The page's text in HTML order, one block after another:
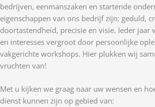
bedrijven, eenmanszaken en startende
eigenschappen van ons bedrijf zijn: geduld,
doortastendheid, precisie en visie. Ieder jaar
en interesses vergroot door persoonlijke
vakgerichte workshops. Hier plukken wij
vruchten van!
Met u kijken we graag naar uw wensen en
dienst kunnen zijn op gebied van: